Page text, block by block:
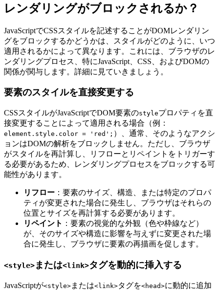
レンダリングがブロックされるか？
JavaScriptでCSSスタイルを記述することがDOMレンダリン
グをブロックするかどうかは、スタイルがどのように、いつ
適用されるかによって異なります。これには、ブラウザのレ
ンダリングプロセス、特にJavaScript、CSS、およびDOMの
関係が関与します。詳細に見ていきましょう。
要素のスタイルを直接変更する
CSSスタイルがJavaScriptでDOM要素のstyleプロパティを直
接変更することによって適用される場合（例：
element.style.color = 'red'; ）、通常、そのようなアクシ
ョンはDOMの解析をブロックしません。ただし、ブラウザ
がスタイルを再計算し、リフローとリペイントをトリガーす
る必要があるため、レンダリングプロセスをブロックする可
能性があります。
リフロー ：要素のサイズ、構造、または特定のプロパ
ティが変更された場合に発生し、ブラウザはそれらの
位置とサイズを再計算する必要があります。
リペイント ：要素の視覚的な外観（色や枠線など）
が、そのサイズや構造に影響を与えずに変更された場
合に発生し、ブラウザに要素の再描画を促します。
<style>または<link>タグを動的に挿入する
JavaScriptが<style> または<link>タグを<head>に動的に追加